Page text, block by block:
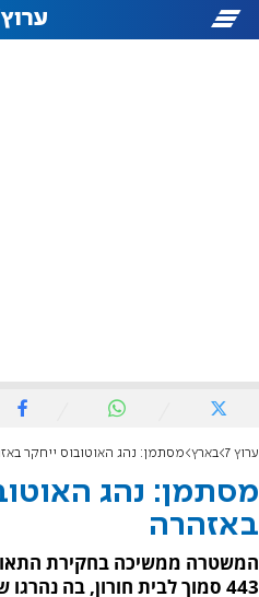
ערוץ 7 בארץ מסתמן: נהג האוטובוס ייחקר
מסתמן: נהג
באזהרה
המשטרה ממשיכה בחקירת